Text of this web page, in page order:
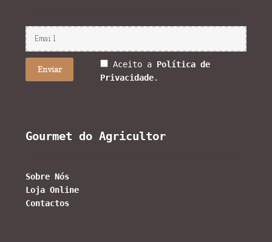
Aceito a Política de
Privacidade.
Gourmet do Agricultor
Sobre Nós
Loja Online
Contactos